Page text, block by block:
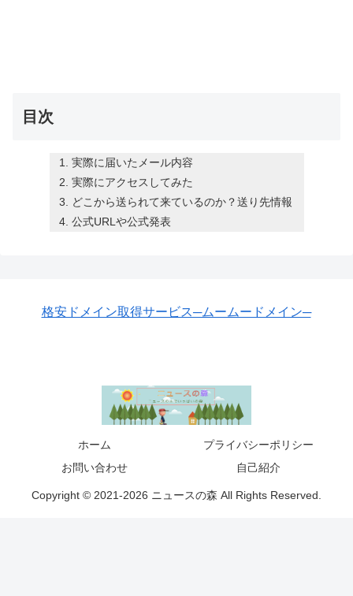
目次
実際に届いたメール内容
実際にアクセスしてみた
どこから送られて来ているのか？送り先情報
公式URLや公式発表
格安ドメイン取得サービス─ムームードメイン─
ホーム
プライバシーポリシー
お問い合わせ
自己紹介
Copyright © 2021-2026 ニュースの森 All Rights Reserved.